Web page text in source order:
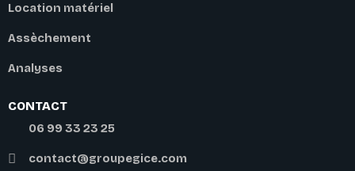
Location matériel
Assèchement
Analyses
CONTACT
06 99 33 23 25
contact@groupegice.com